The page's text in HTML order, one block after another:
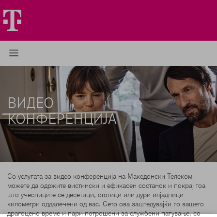
ВИДЕО
КОНФЕРЕНЦИЈА
Со услугата за видео конференција на Македонски Телеком
можете да одржите вистински и ефикасен состанок и покрај тоа
што учесниците се десетици, стотици или дури илјадници
километри оддалечени од вас. Сето ова заштедувајќи го вашето
драгоцено време и пари потрошени за службени патување, со